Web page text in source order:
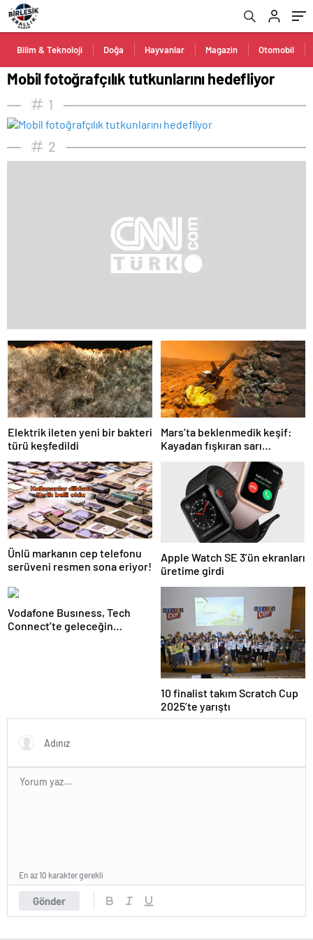
Bilim & Teknoloji Doğa Hayvanlar Magazin Otomobil
Mobil fotoğrafçılık tutkunlarını hedefliyor
1
2
Elektrik ileten yeni bir bakteri
türü keşfedildi
Mars’ta beklenmedik keşif:
Kayadan fışkıran sarı
tutacak
Ünlü markanın cep telefonu
serüveni resmen sona eriyor!
Apple Watch SE 3’ün ekranları
üretime girdi
Vodafone Busıness, Tech
Connect’te geleceğin
10 finalist takım Scratch Cup
2025’te yarıştı
Gönder
En az 10 karakter gerekli